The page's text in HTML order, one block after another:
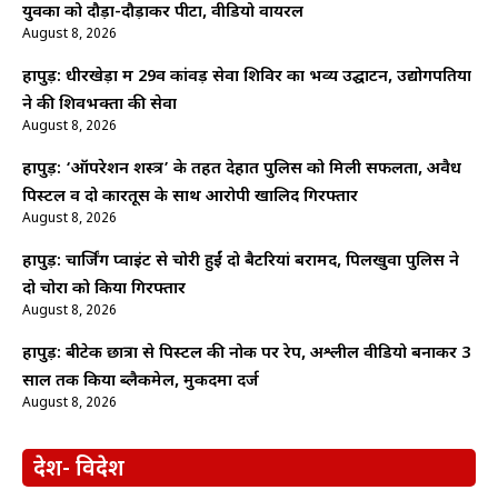
युवकों को दौड़ा-दौड़ाकर पीटा, वीडियो वायरल
August 8, 2026
हापुड़: धीरखेड़ा में 29वें कांवड़ सेवा शिविर का भव्य उद्घाटन, उद्योगपतियों
ने की शिवभक्तों की सेवा
August 8, 2026
हापुड़: ‘ऑपरेशन शस्त्र’ के तहत देहात पुलिस को मिली सफलता, अवैध
पिस्टल व दो कारतूस के साथ आरोपी खालिद गिरफ्तार
August 8, 2026
हापुड़: चार्जिंग प्वाइंट से चोरी हुईं दो बैटरियां बरामद, पिलखुवा पुलिस ने
दो चोरों को किया गिरफ्तार
August 8, 2026
हापुड़: बीटेक छात्रा से पिस्टल की नोक पर रेप, अश्लील वीडियो बनाकर 3
साल तक किया ब्लैकमेल, मुकदमा दर्ज
August 8, 2026
देश- विदेश